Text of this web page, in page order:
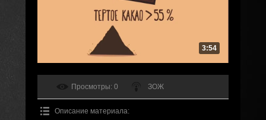
3:54
Просмотры: 0 ЗОЖ
Описание материала: